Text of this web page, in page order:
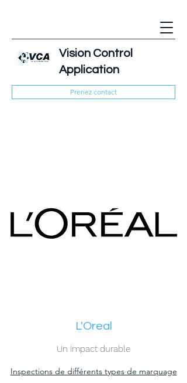
Vision Control
Application
Prenez contact
L'Oreal
Un impact durable
Inspections de différents types de marquage